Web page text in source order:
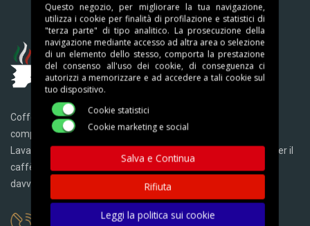
Coffeina è lo store online per eccellenza dedicato alle capsule
compatibili ed originali di molti marchi famosi come Borbone,
Lavazza, Nespresso, Ristora, Nescafè, Bialetti, Illy, macchine per il
caffè, e molto altro ancora, con un’offerta di qualità a prezzi
davvero competitivi!
ASSISTENZA CLIENTI ONLINE
Questo negozio, per migliorare la tua navigazione,
utilizza i cookie per finalità di profilazione e statistici di
"terza parte" di tipo analitico. La prosecuzione della
navigazione mediante accesso ad altra area o selezione
di un elemento dello stesso, comporta la prestazione
del consenso all'uso dei cookie, di conseguenza ci
autorizzi a memorizzare e ad accedere a tali cookie sul
tuo dispositivo.
Cookie statistici
Cookie marketing e social
Salva e Continua
Rifiuta
Leggi la politica sui cookie